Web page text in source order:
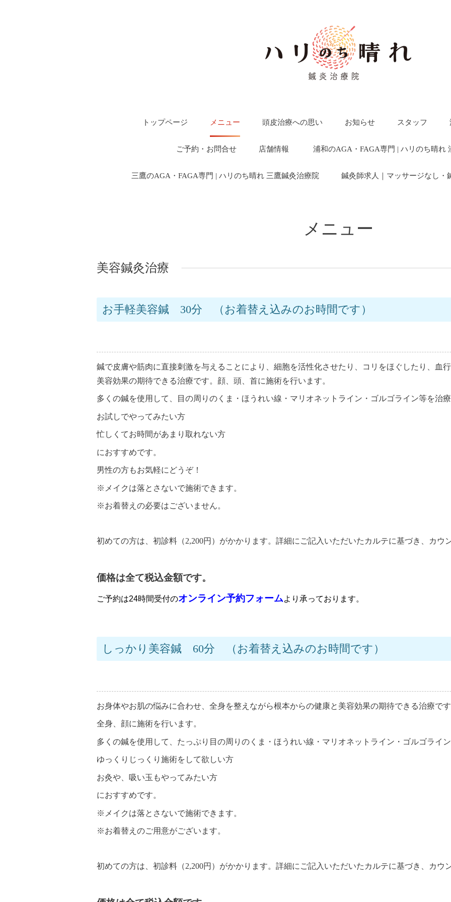
トップページ メニュー 頭皮治療への思い お知らせ スタッフ
ご予約・お問合せ 店舗情報 浦和のAGA・FAGA専門 | ハリのち晴れ
三鷹のAGA・FAGA専門 | ハリのち晴れ 三鷹鍼灸治療院 鍼灸師求人｜マッサージなし・
メニュー
美容鍼灸治療
お手軽美容鍼 30分 （お着替え込みのお時間です）
鍼で皮膚や筋肉に直接刺激を与えることにより、細胞を活性化させたり、コリをほぐしたり、血
美容効果の期待できる治療です。 顔、頭、首に施術を行います。
多くの鍼を使用して、目の周りのくま・ほうれい線・マリオネットライン・ゴルゴライン等を治療
お試しでやってみたい方
忙しくてお時間があまり取れない方
におすすめです。
男性の方もお気軽にどうぞ！
※メイクは落とさないで施術できます。
※お着替えの必要はございません。
初めての方は、初診料（2,200円）がかかります。詳細にご記入いただいたカルテに基づき、カウ
価格は全て税込金額です。
ご予約は24時間受付のオンライン予約フォームより承っております。
しっかり美容鍼 60分 （お着替え込みのお時間です）
お身体やお肌の悩みに合わせ、全身を整えながら根本からの健康と美容効果の期待できる治療です
全身、顔に施術を行います。
多くの鍼を使用して、たっぷり目の周りのくま・ほうれい線・マリオネットライン・ゴルゴライン
ゆっくりじっくり施術をして欲しい方
お灸や、吸い玉もやってみたい方
におすすめです。
※メイクは落とさないで施術できます。
※お着替えのご用意がございます。
初めての方は、初診料（2,200円）がかかります。詳細にご記入いただいたカルテに基づき、カウ